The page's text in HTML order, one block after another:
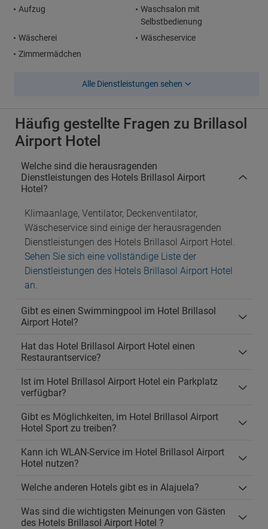
Aufzug
Waschsalon mit
Selbstbedienung
Wäscherei
Wäscheservice
Zimmermädchen
Alle Dienstleistungen sehen
Häufig gestellte Fragen zu Brillasol
Airport Hotel
Welche sind die herausragenden
Dienstleistungen des Hotels Brillasol Airport
Hotel?
Klimaanlage, Ventilator, Deckenventilator,
Wäscheservice sind einige der herausragenden
Dienstleistungen des Hotels Brillasol Airport Hotel.
Sehen Sie sich eine vollständige Liste der
Dienstleistungen des Hotels Brillasol Airport Hotel
an.
Gibt es einen Swimmingpool im Hotel Brillasol
Airport Hotel?
Hat das Hotel Brillasol Airport Hotel einen
Restaurantservice?
Ist im Hotel Brillasol Airport Hotel ein Parkplatz
verfügbar?
Gibt es Möglichkeiten, im Hotel Brillasol Airport
Hotel Sport zu treiben?
Kann ich WLAN-Service im Hotel Brillasol Airport
Hotel nutzen?
Welche anderen Hotels gibt es in Alajuela?
Was sind die wichtigsten Meinungen von Gästen
des Hotels Brillasol Airport Hotel ?